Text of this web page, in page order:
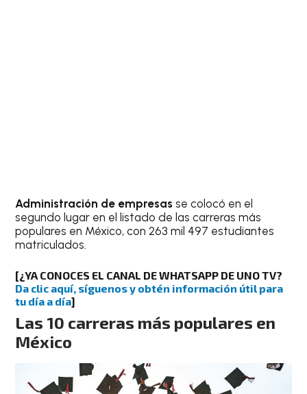
Administración de empresas se colocó en el
segundo lugar en el listado de las carreras más
populares en México, con 263 mil 497 estudiantes
matriculados.
[¿YA CONOCES EL CANAL DE WHATSAPP DE UNO TV?
Da clic aquí, síguenos y obtén información útil para
tu día a día]
Las 10 carreras más populares en
México